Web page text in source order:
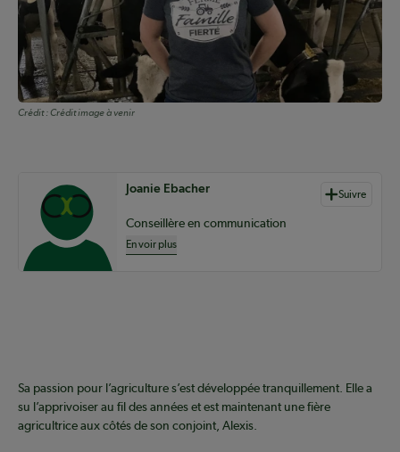
Crédit : Crédit image à venir
Auteurs de contenu
Joanie Ebacher Suivre
Conseillère en communication
En voir plus
Sa passion pour l’agriculture s’est développée tranquillement. Elle a
su l’apprivoiser au fil des années et est maintenant une fière
agricultrice aux côtés de son conjoint, Alexis.